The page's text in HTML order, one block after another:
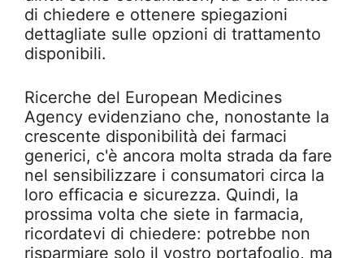
di chiedere e ottenere spiegazioni
dettagliate sulle opzioni di trattamento
disponibili.
Ricerche del European Medicines
Agency evidenziano che, nonostante la
crescente disponibilità dei farmaci
generici, c'è ancora molta strada da fare
nel sensibilizzare i consumatori circa la
loro efficacia e sicurezza. Quindi, la
prossima volta che siete in farmacia,
ricordatevi di chiedere: potrebbe non
risparmiare solo il vostro portafoglio, ma